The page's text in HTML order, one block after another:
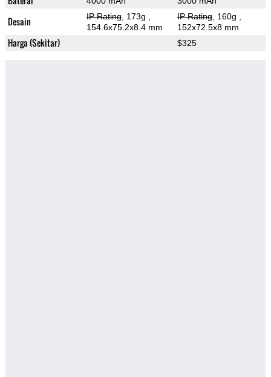
Desain IP Rating, 173g
154.6x75.2x8.4 mm
IP Rating, 160g
152x72.5x8 mm
Harga (Sekitar) $325